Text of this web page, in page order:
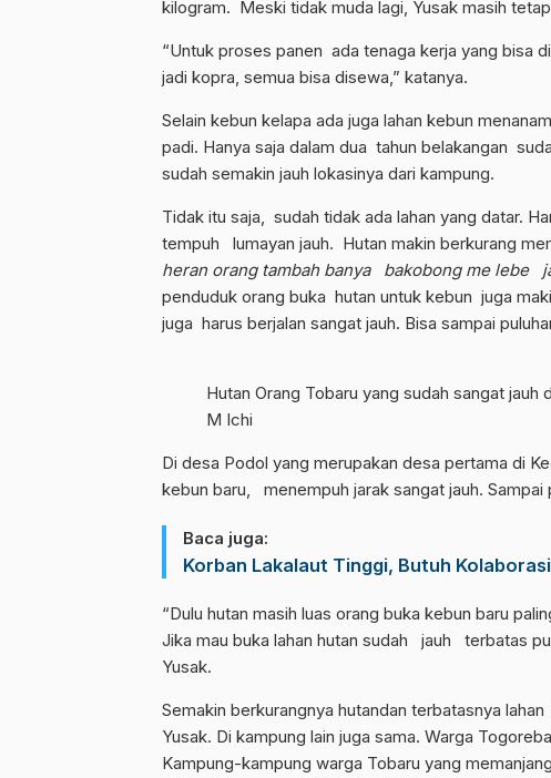
kilogram. Meski tidak muda lagi, Yusak masih
“Untuk proses panen ada tenaga kerja yang bisa
jadi kopra, semua bisa disewa,” katanya.
Selain kebun kelapa ada juga lahan kebun
padi. Hanya saja dalam dua tahun belakangan
sudah semakin jauh lokasinya dari kampung.
Tidak itu saja, sudah tidak ada lahan yang datar.
tempuh lumayan jauh. Hutan makin berkurang
heran orang tambah banya bakobong me lebe
penduduk orang buka hutan untuk kebun juga
juga harus berjalan sangat jauh. Bisa sampai
Hutan Orang Tobaru yang sudah sangat
M Ichi
Di desa Podol yang merupakan desa pertama di
kebun baru, menempuh jarak sangat jauh. Sampai
Baca juga:
Korban Lakalaut Tinggi, Butuh
“Dulu hutan masih luas orang buka kebun baru
Jika mau buka lahan hutan sudah jauh terbatas
Yusak.
Semakin berkurangnya hutandan terbatasnya
Yusak. Di kampung lain juga sama. Warga
Kampung-kampung warga Tobaru yang